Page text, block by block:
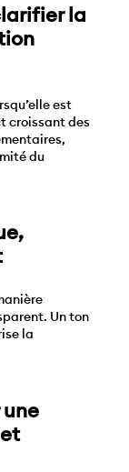
la
est
croissant des
du
Un ton
la